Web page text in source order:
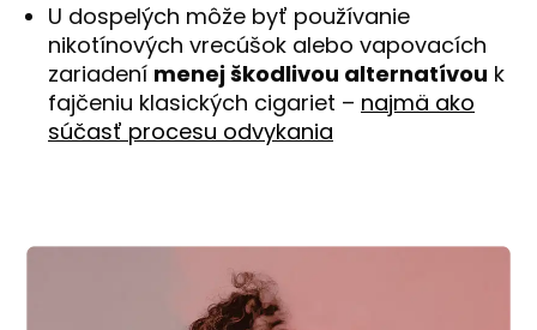
U dospelých môže byť používanie
nikotínových vrecúšok alebo vapovacích
zariadení menej škodlivou alternatívou k
fajčeniu klasických cigariet – najmä ako
súčasť procesu odvykania